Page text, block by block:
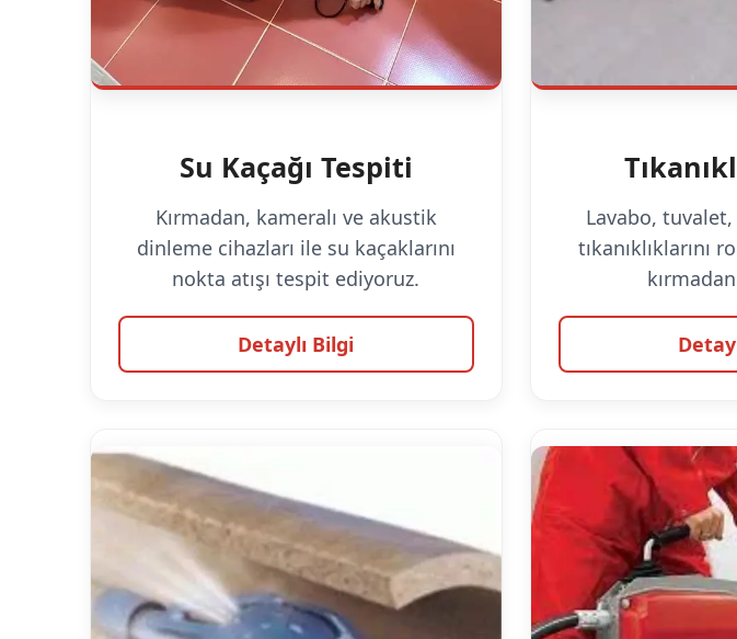
Su Kaçağı Tespiti
Kırmadan, kameralı ve akustik
dinleme cihazları ile su kaçaklarını
nokta atışı tespit ediyoruz.
Detaylı Bilgi
Lavabo,
tıkanıklıklarını